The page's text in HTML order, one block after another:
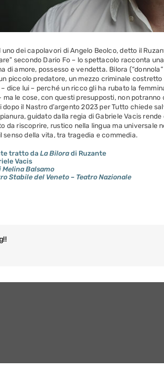
uno dei capolavori di Angelo Beolco, detto il
secondo Dario Fo – lo spettacolo racconta
di amore, possesso e vendetta. Bilora
piccolo predatore, un mezzo criminale costretto
dice lui – perché un ricco gli ha rubato la
ma le cose, con questi presupposti, non potranno
dopo il Nastro d’argento 2023 per Tutto chiede
guidato dalla regia di Gabriele Vacis
da riscoprire, rustico nella lingua ma universale
senso della vita, tra tragedia e commedia.
tratto da La Biloradi Ruzante
Vacis
Balsamo
Stabile del Veneto – Teatro Nazionale